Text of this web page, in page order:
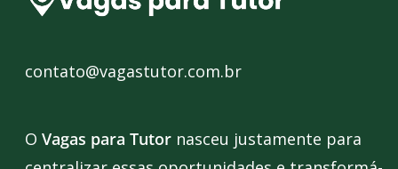
contato@vagastutor.com.br
O Vagas para Tutor nasceu justamente para